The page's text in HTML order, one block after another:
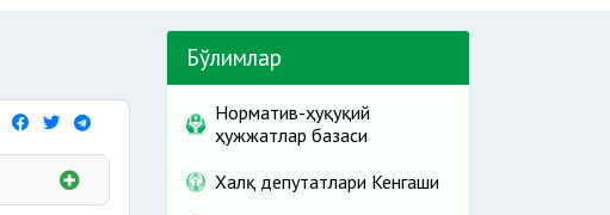
Бўлимлар
Норматив-ҳуқуқий
ҳужжатлар базаси
Халқ депутатлари Кенгаши